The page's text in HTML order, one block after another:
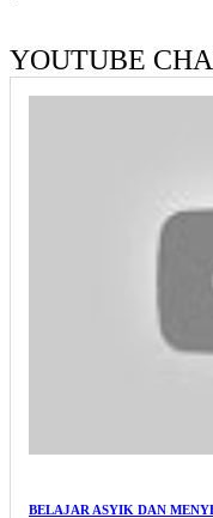
YOUTUBE
BELAJAR ASYIK DAN